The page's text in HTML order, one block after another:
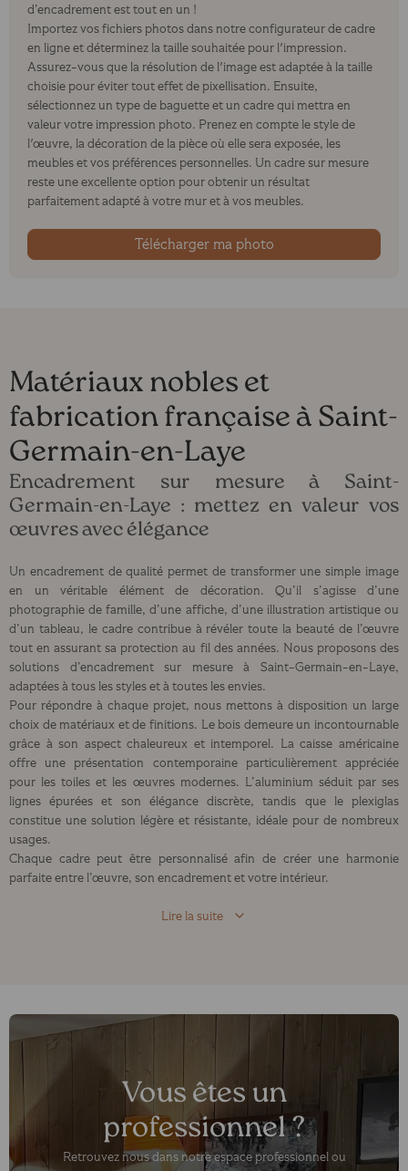
d’encadrement est tout en un !
Importez vos fichiers photos dans notre configurateur de cadre
en ligne et déterminez la taille souhaitée pour l'impression.
Assurez-vous que la résolution de l'image est adaptée à la taille
choisie pour éviter tout effet de pixellisation. Ensuite,
sélectionnez un type de baguette et un cadre qui mettra en
valeur votre impression photo. Prenez en compte le style de
l'œuvre, la décoration de la pièce où elle sera exposée, les
meubles et vos préférences personnelles. Un cadre sur mesure
reste une excellente option pour obtenir un résultat
parfaitement adapté à votre mur et à vos meubles.
Télécharger ma photo
Matériaux nobles et
fabrication française à Saint-
Germain-en-Laye
Encadrement sur mesure à Saint-
Germain-en-Laye : mettez en valeur vos
œuvres avec élégance
Un encadrement de qualité permet de transformer une simple image
en un véritable élément de décoration. Qu’il s’agisse d’une
photographie de famille, d’une affiche, d’une illustration artistique ou
d’un tableau, le cadre contribue à révéler toute la beauté de l’œuvre
tout en assurant sa protection au fil des années. Nous proposons des
solutions d’encadrement sur mesure à Saint-Germain-en-Laye,
adaptées à tous les styles et à toutes les envies.
Pour répondre à chaque projet, nous mettons à disposition un large
choix de matériaux et de finitions. Le bois demeure un incontournable
grâce à son aspect chaleureux et intemporel. La caisse américaine
offre une présentation contemporaine particulièrement appréciée
pour les toiles et les œuvres modernes. L’aluminium séduit par ses
lignes épurées et son élégance discrète, tandis que le plexiglas
constitue une solution légère et résistante, idéale pour de nombreux
usages.
Chaque cadre peut être personnalisé afin de créer une harmonie
parfaite entre l’œuvre, son encadrement et votre intérieur.
Lire la suite
Vous êtes un
professionnel ?
Retrouvez nous dans notre espace professionnel ou